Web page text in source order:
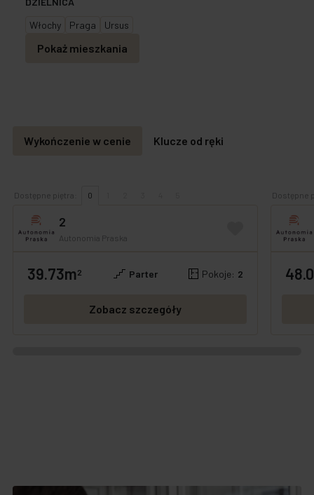
Włochy
Praga Ursus
Pokaż mieszkania
Wykończenie w cenie Klucze od ręki
Dostępne piętra: 0
2
Autonomia Praska
GOTOWE OFERTA SPECJALNA
39.73m2 Parter Pokoje: 2
Zobacz szczegóły
Dostępne